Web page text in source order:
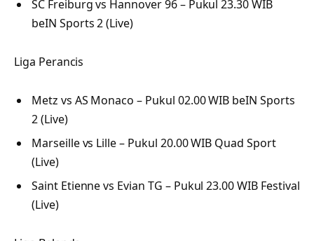
SC Freiburg vs Hannover 96 – Pukul 23.30 WIB
beIN Sports 2 (Live)
Liga Perancis
Metz vs AS Monaco – Pukul 02.00 WIB beIN Sports
2 (Live)
Marseille vs Lille – Pukul 20.00 WIB Quad Sport
(Live)
Saint Etienne vs Evian TG – Pukul 23.00 WIB Festival
(Live)